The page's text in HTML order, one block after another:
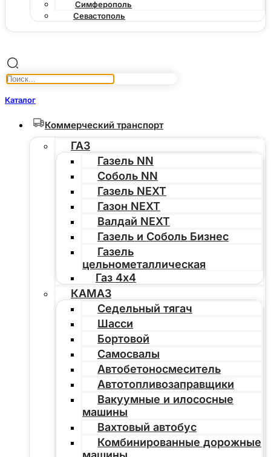
Симферополь
Севастополь
Каталог
Коммерческий транспорт
ГАЗ
Газель NN
Соболь NN
Газель NEXT
Газон NEXT
Валдай NEXT
Газель и Соболь Бизнес
Газель
цельнометаллическая
Газ 4х4
КАМАЗ
Седельный тягач
Шасси
Бортовой
Самосвалы
Автобетоносмеситель
Автотопливозаправщики
Вакуумные и илососные
машины
Вахтовый автобус
Комбинированные дорожные